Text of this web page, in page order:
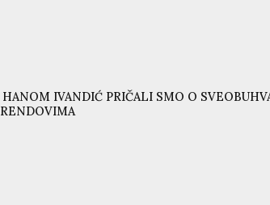
HANOM IVANDIĆ PRIČALI SMO O